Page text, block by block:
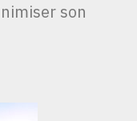
son